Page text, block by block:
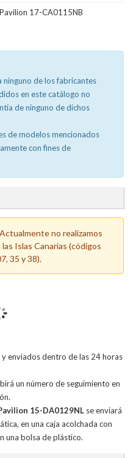
Pavilion 17-CA0115NB
ninguno de los fabricantes
en este catálogo no
de ninguno de dichos
de modelos mencionados
con fines de
Actualmente no realizamos
Islas Canarias (códigos
35 y 38).
enviados dentro de las 24 horas
un número de seguimiento en
15-DA0129NL se enviará
en una caja acolchada con
una bolsa de plástico.